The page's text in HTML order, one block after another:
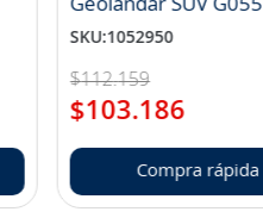
SKU:1052950
$112.159
$103.186
Compra rápida